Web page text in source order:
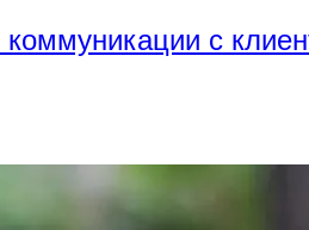
с